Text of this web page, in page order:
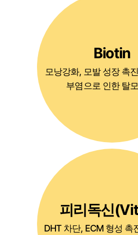
Biotin
모낭강화, 모발 성장 촉
부염으로 인한 탈
피리독신
DHT 차단, ECM 형성 촉